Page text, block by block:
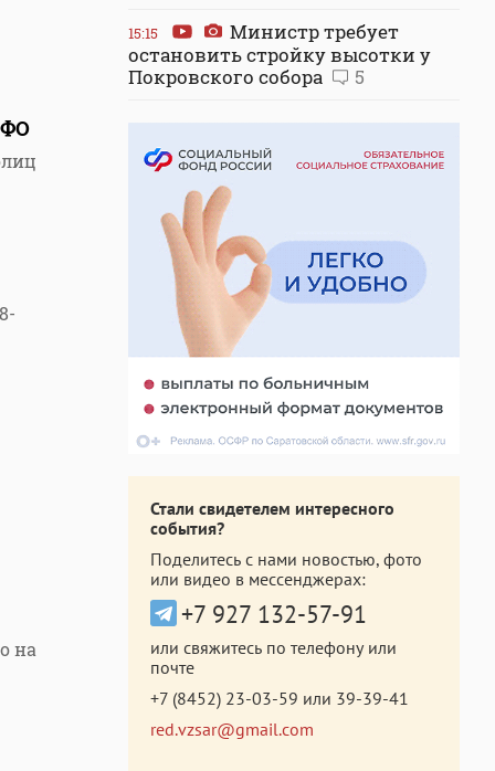
на
15:15
Министр требует
остановить стройку высотки у
Покровского собора
5
Стали свидетелем интересного
события?
Поделитесь с нами новостью, фото
или видео в мессенджерах:
+7 927 132-57-91
или свяжитесь по телефону или
почте
+7 (8452) 23-03-59 или 39-39-41
red.vzsar@gmail.com